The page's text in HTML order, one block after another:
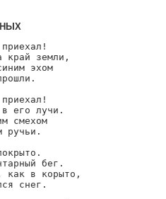
край земли,
эхом
его лучи.
смехом
ручьи.
бег.
как в корыто,
снег.